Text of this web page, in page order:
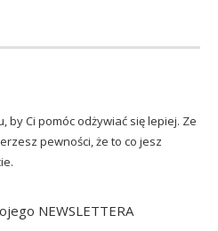
by Ci pomóc odżywiać się lepiej. Ze
pewności, że to co jesz
NEWSLETTERA